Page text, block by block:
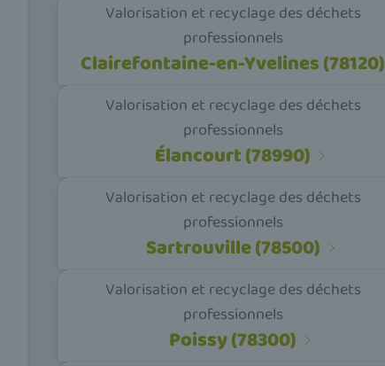
Valorisation et recyclage des déchets
professionnels
Clairefontaine-en-Yvelines (78120)
Valorisation et recyclage des déchets
professionnels
Élancourt (78990)
Valorisation et recyclage des déchets
professionnels
Sartrouville (78500)
Valorisation et recyclage des déchets
professionnels
Poissy (78300)